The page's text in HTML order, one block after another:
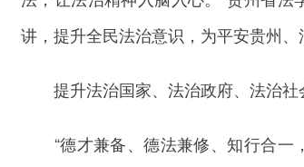
讲，提升全民法治意识，为平安贵州
提升法治国家、法治政府、法治社
“德才兼备、德法兼修、知行合一